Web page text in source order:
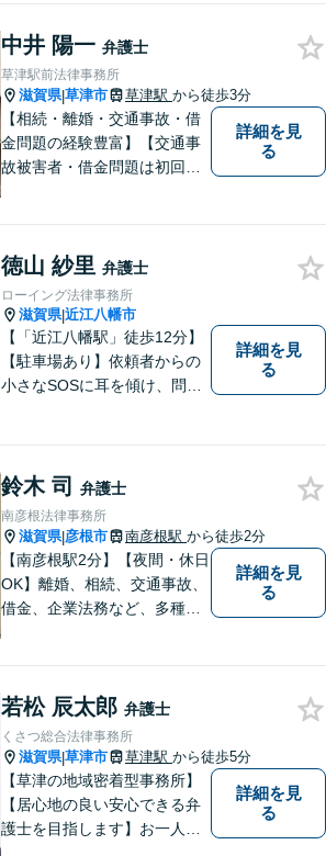
ます。弁護士に依頼するのは
敷居が高いとお考えの方も、
まずは一度ご相談ください。
中井 陽一 弁護士
草津駅前法律事務所
滋賀県|草津市 草津駅 から徒歩3分
【相続・離婚・交通事故・借
金問題の経験豊富】【交通事
故被害者・借金問題は初回相
詳細を見
る
徳山 紗里 弁護士
ローイング法律事務所
滋賀県|近江八幡市
【「近江八幡駅」徒歩12分】
【駐車場あり】依頼者からの
小さなSOSに耳を傾け、問題
相談ください。
詳細を見
る
鈴木 司 弁護士
南彦根法律事務所
滋賀県|彦根市 南彦根駅 から徒歩2分
【南彦根駅2分】【夜間・休日
OK】離婚、相続、交通事故、
借金、企業法務など、多種多
をモットーに、皆様それぞれ
に合った解決を図ってまいり
ます。お気軽にご相談くださ
い。
詳細を見
る
若松 辰太郎 弁護士
くさつ総合法律事務所
滋賀県|草津市 草津駅 から徒歩5分
【草津の地域密着型事務所】
【居心地の良い安心できる弁
護士を目指します】お一人お
詳細を見
る